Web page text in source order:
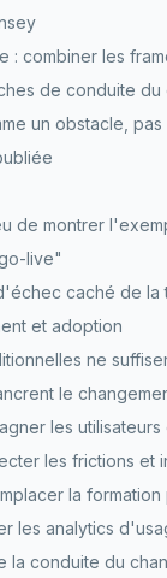
: combiner les
de conduite
un obstacle, pas
de montrer
live"
caché de la
et adoption
ne
le
les
les frictions et
la
les analytics
la conduite du